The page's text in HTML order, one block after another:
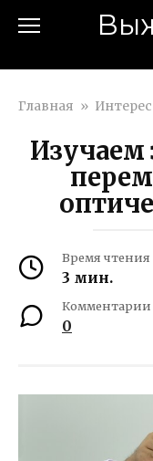
Главная »
Изучаем
Время чтения
3 мин.
Комментарии
0